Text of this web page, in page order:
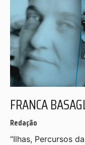
FRANCA
Redação
“Ilhas, Percursos